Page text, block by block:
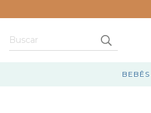
BEBÊS